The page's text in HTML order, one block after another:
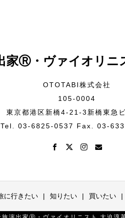
家Ⓡ・ヴァイオリニ
OTOTABI株式会社
105-0004
東京都港区新橋4-21-3新橋東急
Tel. 03-6825-0537 Fax. 03-
に行きたい 知りたい 買いたい